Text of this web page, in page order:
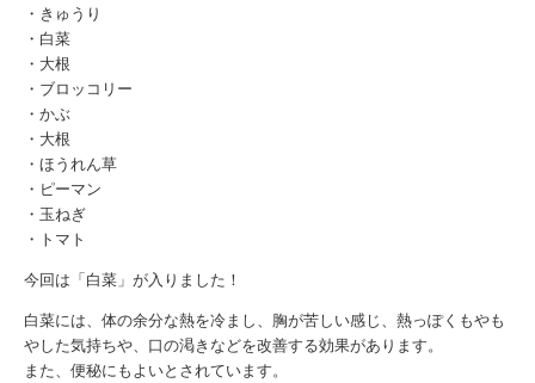
・きゅうり
・白菜
・大根
・ブロッコリー
・かぶ
・大根
・ほうれん草
・ピーマン
・玉ねぎ
・トマト
今回は「白菜」が入りました！
白菜には、体の余分な熱を冷まし、胸が苦しい感じ、熱っぽくもやも
やした気持ちや、口の渇きなどを改善する効果があります。
また、便秘にもよいとされています。